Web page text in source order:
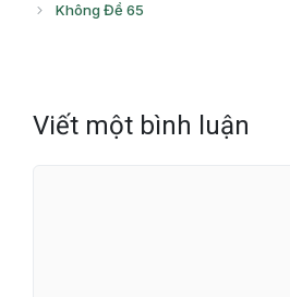
Không Đề 65
Viết một bình luận